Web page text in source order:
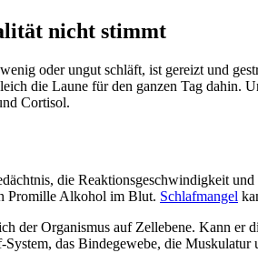
nicht stimmt
oder ungut schläft, ist gereizt und
die Laune für den ganzen Tag dahin.
Cortisol.
die Reaktionsgeschwindigkeit
Promille Alkohol im Blut. Schlafmangel
der Organismus auf Zellebene. Kann er
das Bindegewebe, die Muskulatur